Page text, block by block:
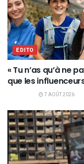
EDITO
« Tu n’as qu’à ne
que les
7 AOÛT 2026